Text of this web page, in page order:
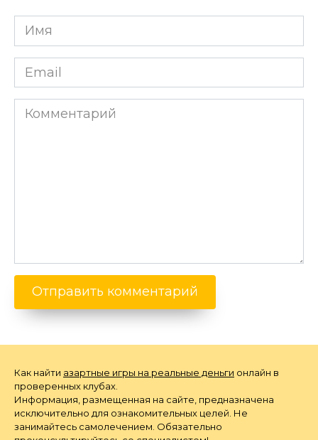
Имя
*
Email
*
Комментарий
Как найти азартные игры на реальные деньги онлайн в
проверенных клубах.
Информация, размещенная на сайте, предназначена
исключительно для ознакомительных целей. Не
занимайтесь самолечением. Обязательно